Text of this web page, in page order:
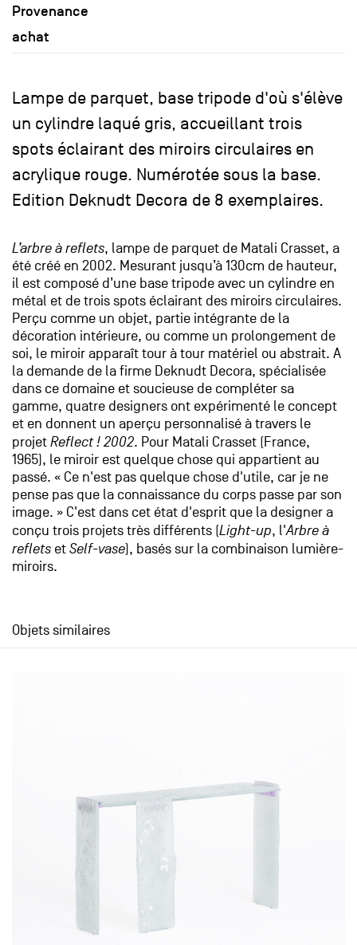
Provenance
achat
Lampe de parquet, base tripode d'où s'élève
un cylindre laqué gris, accueillant trois
spots éclairant des miroirs circulaires en
acrylique rouge. Numérotée sous la base.
Edition Deknudt Decora de 8 exemplaires.
L’arbre à reflets, lampe de parquet de Matali Crasset, a
été créé en 2002. Mesurant jusqu’à 130cm de hauteur,
il est composé d’une base tripode avec un cylindre en
métal et de trois spots éclairant des miroirs circulaires.
Perçu comme un objet, partie intégrante de la
décoration intérieure, ou comme un prolongement de
soi, le miroir apparaît tour à tour matériel ou abstrait. A
la demande de la firme Deknudt Decora, spécialisée
dans ce domaine et soucieuse de compléter sa
gamme, quatre designers ont expérimenté le concept
et en donnent un aperçu personnalisé à travers le
projet Reflect ! 2002. Pour Matali Crasset (France,
1965), le miroir est quelque chose qui appartient au
passé. « Ce n'est pas quelque chose d'utile, car je ne
pense pas que la connaissance du corps passe par son
image. » C'est dans cet état d'esprit que la designer a
conçu trois projets très différents (Light-up, l'Arbre à
reflets et Self-vase), basés sur la combinaison lumière-
miroirs.
Objets similaires